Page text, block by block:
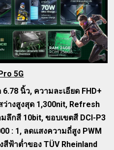
5G
นิ้ว, ความละเอียด FHD+
ว่างสูงสุด 1,300nit, Refresh
ลึกสี 10bit, ขอบเขตสี DCI-P3
: 1, ลดแสงความถี่สูง PWM
สีฟ้าต่ำของ TÜV Rheinland